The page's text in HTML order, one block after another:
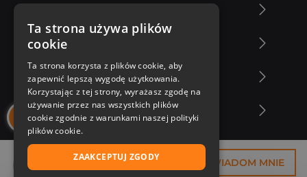
13,69 zł POWIADOM MNIE
Zakupy u nas
Nasza oferta
Nasi autorzy
Ta strona używa plików
cookie
Ta strona korzysta z plików cookie, aby
zapewnić lepszą wygodę użytkowania.
Korzystając z tej strony, wyrażasz zgodę na
używanie przez nas wszystkich plików
cookie zgodnie z warunkami naszej polityki
plików cookie.
ZAAKCEPTUJ ZGODY